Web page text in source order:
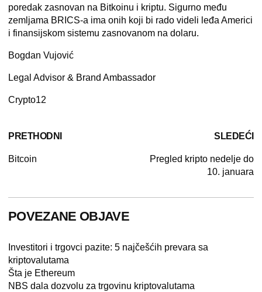
poredak zasnovan na Bitkoinu i kriptu. Sigurno među
zemljama BRICS-a ima onih koji bi rado videli leđa Americi
i finansijskom sistemu zasnovanom na dolaru.
Bogdan Vujović
Legal Advisor & Brand Ambassador
Crypto12
PRETHODNI
Bitcoin
SLEDEĆI
Pregled kripto nedelje do
10. januara
POVEZANE OBJAVE
Investitori i trgovci pazite: 5 najčešćih prevara sa
kriptovalutama
Šta je Ethereum
NBS dala dozvolu za trgovinu kriptovalutama